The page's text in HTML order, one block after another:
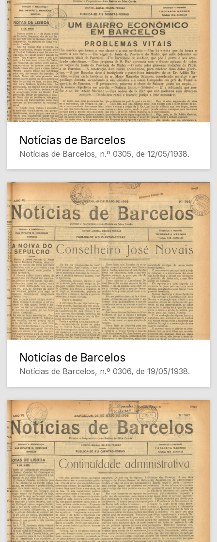
Notícias de Barcelos
Notícias de Barcelos, n.º 0305, de 12/05/1938.
Notícias de Barcelos
Notícias de Barcelos, n.º 0306, de 19/05/1938.